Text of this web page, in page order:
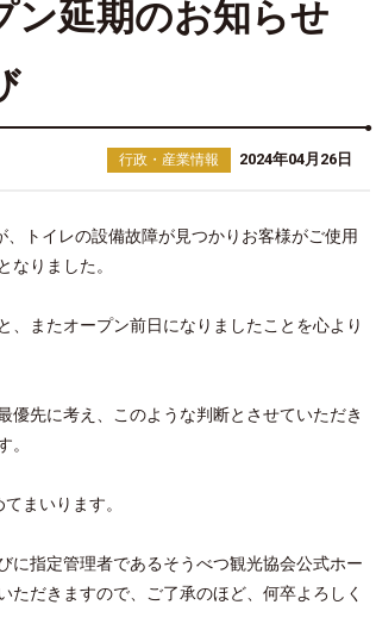
延期のお知らせ
行政・産業情報 2024年04月26日
トイレの設備故障が見つかりお客様がご使用
なりました。
またオープン前日になりましたことを心より
先に考え、このような判断とさせていただき
。
まいります。
に指定管理者であるそうべつ観光協会公式ホー
だきますので、ご了承のほど、何卒よろしく